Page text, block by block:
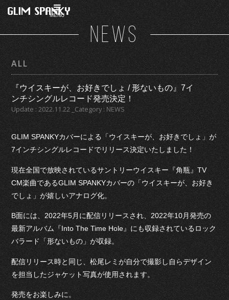
MENU
NEWS
ALL
『ウイスキーが、お好きでしょ / 形ないもの』7イ
ンチシングルレコード発売決定！
Update : 2022.11.22 _Category : NEWS
GLIM SPANKYカバーによる「ウイスキーが、お好きでしょ」が
7インチシングルレコードでリリース決定いたしました！
現在全国で放映されているサントリーウイスキー『角瓶』TV
CM楽曲であるGLIM SPANKYカバーの「ウイスキーが、お好き
でしょ」が嬉しいアナログ化。
B面には、2022年5月に配信リリースされ、2022年10月発売の
最新アルバム『Into The Time Hole』にも収録されているロック
バラード「形ないもの」が収録。
配信リリース時と同じ、松尾レミが自分で撮影し自らデザイン
を担当したジャケット写真が使用されます。
発売をお楽しみに。